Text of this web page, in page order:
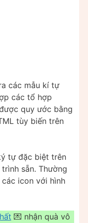
các mẫu kí tự
các tổ hợp
quy ước bằng
tùy biến trên
tự đặc biệt trên
sẵn. Thường
icon với hình
💌 nhận quà vô